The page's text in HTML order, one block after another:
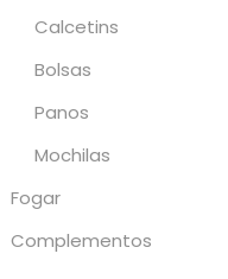
Calcetins
Bolsas
Panos
Mochilas
Fogar
Complementos